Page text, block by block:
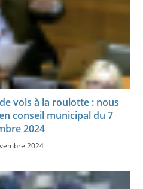
vols à la roulotte : nous
conseil municipal du 7
2024
2024